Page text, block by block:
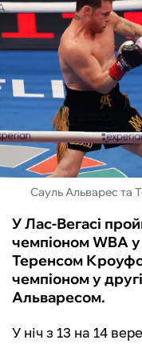
ЧС-2026
ФУТЗАЛ
ІНШІ
БУКМЕКЕРИ
Сауль Альварес та
У Лас-Вегасі
чемпіоном WBA у
Теренсом
чемпіоном у
Альваресом.
У ніч з 13 на 14